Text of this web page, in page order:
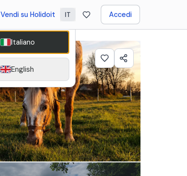
Vendi su Holidoit IT Accedi
Italiano
English